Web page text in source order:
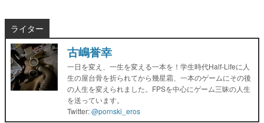
ライター
古嶋誉幸
一日を変え、一生を変える一本を！学生時代Half-Lifeに人
生の屋台骨を折られてから幾星霜、一本のゲームにその後
の人生を変えられました。FPSを中心にゲーム三昧の人生
を送っています。
Twitter:@pornski_eros